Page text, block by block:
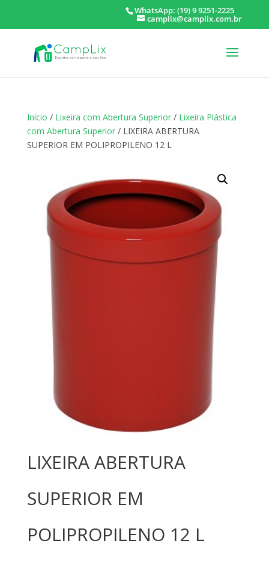
WhatsApp: (19) 9 9251-2225
camplix@camplix.com.br
Início / Lixeira com Abertura Superior/ Lixeira Plástica
com Abertura Superior/ LIXEIRA ABERTURA
SUPERIOR EM POLIPROPILENO 12 L
LIXEIRA ABERTURA
SUPERIOR EM
POLIPROPILENO 12 L